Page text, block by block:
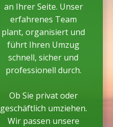
an Ihrer Seite. Unser
erfahrenes Team
plant, organisiert und
führt Ihren Umzug
schnell, sicher und
professionell durch.
Ob Sie privat oder
geschäftlich umziehen.
Wir passen unsere